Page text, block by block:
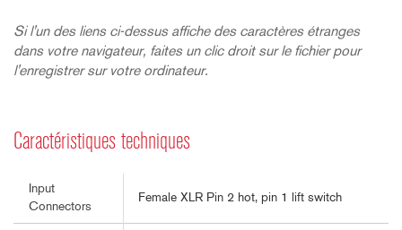
Si l'un des liens ci-dessus affiche des caractères étranges
dans votre navigateur, faites un clic droit sur le fichier pour
l'enregistrer sur votre ordinateur.
Caractéristiques techniques
Input
Connectors
Female XLR Pin 2 hot, pin 1 lift switch